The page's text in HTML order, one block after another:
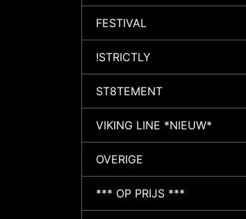
FESTIVAL
!STRICTLY
ST8TEMENT
VIKING LINE *NIEUW*
OVERIGE
*** OP PRIJS ***